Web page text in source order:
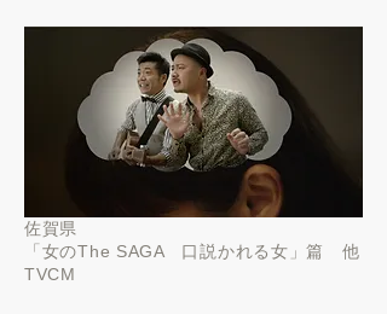
佐賀県
「 女のThe SAGA 口説かれる女」篇 他
TVCM